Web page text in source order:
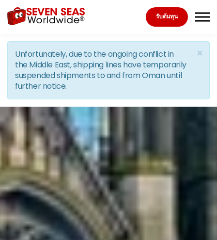
Skip to the content
รับต้นทุน
×
Unfortunately, due to the ongoing conflict in
the Middle East, shipping lines have temporarily
suspended shipments to and from Oman until
further notice.